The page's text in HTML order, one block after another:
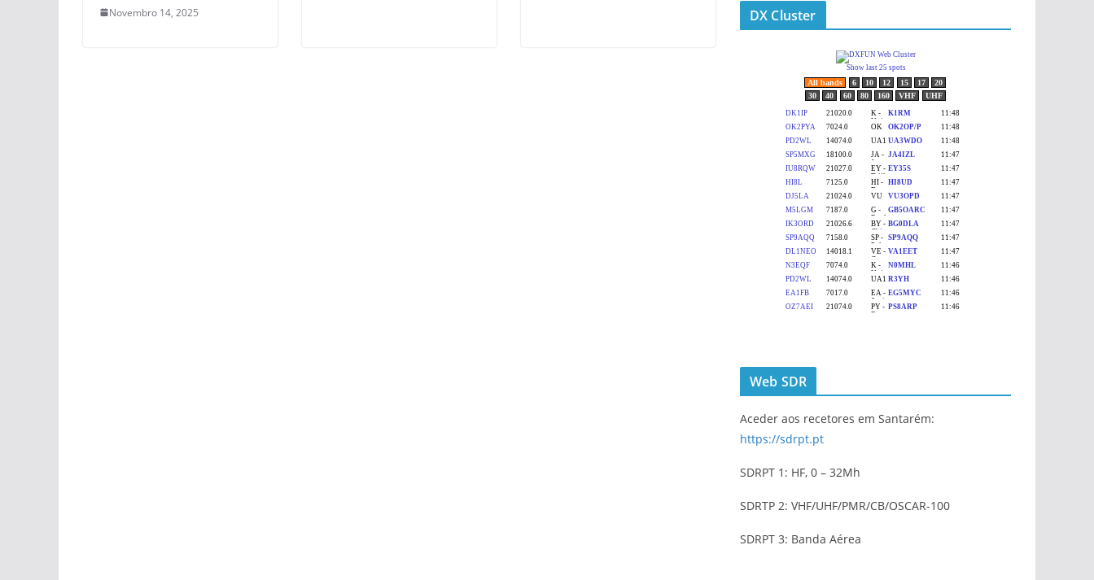
Novembro 14, 2025 DX Cluster
Web SDR
Aceder aos recetores em Santarém:
https://sdrpt.pt
SDRPT 1: HF, 0 – 32Mh
SDRTP 2: VHF/UHF/PMR/CB/OSCAR-100
SDRPT 3: Banda Aérea